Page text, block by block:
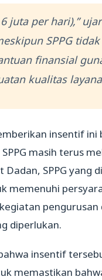
juta per hari),”
SPPG
finansial
kualitas
insentif ini
masih terus
SPPG yang
memenuhi
pengurusan
diperlukan.
insentif
memastikan